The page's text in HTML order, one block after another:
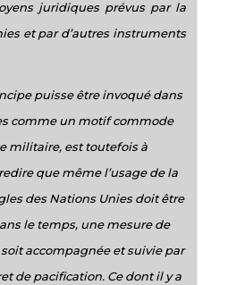
juridiques prévus par la
et par d’autres instruments
puisse être invoqué dans
comme un motif commode
militaire, est toutefois à
que même l’usage de la
des Nations Unies doit être
le temps, une mesure de
accompagnée et suivie par
de pacification. Ce dont il y a